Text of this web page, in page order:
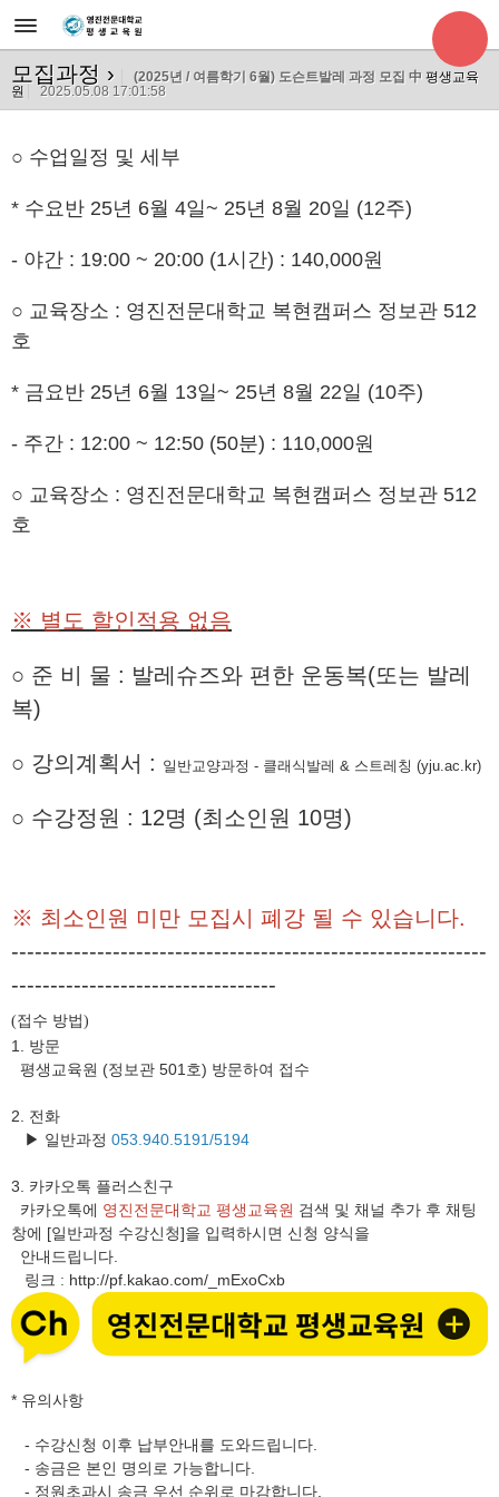
모집과정 › (2025년 / 여름학기 6월) 도슨트발레 과정 모집 中 평생교육
원
2025.05.08 17:01:58
○ 수업일정 및 세부
* 수요반 25년 6월 4일~ 25년 8월 20일 (12주)
- 야간 : 19:00 ~ 20:00 (1시간) : 140,000원
○ 교육장소 : 영진전문대학교 복현캠퍼스 정보관 512
호
* 금요반 25년 6월 13일~ 25년 8월 22일 (10주)
- 주간 : 12:00 ~ 12:50 (50분) : 110,000원
○ 교육장소 : 영진전문대학교 복현캠퍼스 정보관 512
호
※ 별도 할인적용 없음
○ 준 비 물 : 발레슈즈와 편한 운동복(또는 발레
복)
○ 강의계획서 : 일반교양과정 - 클래식발레 & 스트레칭 (yju.ac.kr)
○ 수강정원 : 12명 (최소인원 10명)
※ 최소인원 미만 모집시 폐강 될 수 있습니다.
-------------------------------------------------------------
----------------------------------
(접수 방법)
1. 방문
평생교육원 (정보관 501호) 방문하여 접수
2. 전화
▶ 일반과정 053.940.5191/5194
3. 카카오톡 플러스친구
카카오톡에 영진전문대학교 평생교육원 검색 및 채널 추가 후 채팅
창에 [일반과정 수강신청]을 입력하시면 신청 양식을
안내드립니다.
링크 : http://pf.kakao.com/_mExoCxb
* 유의사항
- 수강신청 이후 납부안내를 도와드립니다.
- 송금은 본인 명의로 가능합니다.
- 정원초과시 송금 우선 순위로 마감합니다.